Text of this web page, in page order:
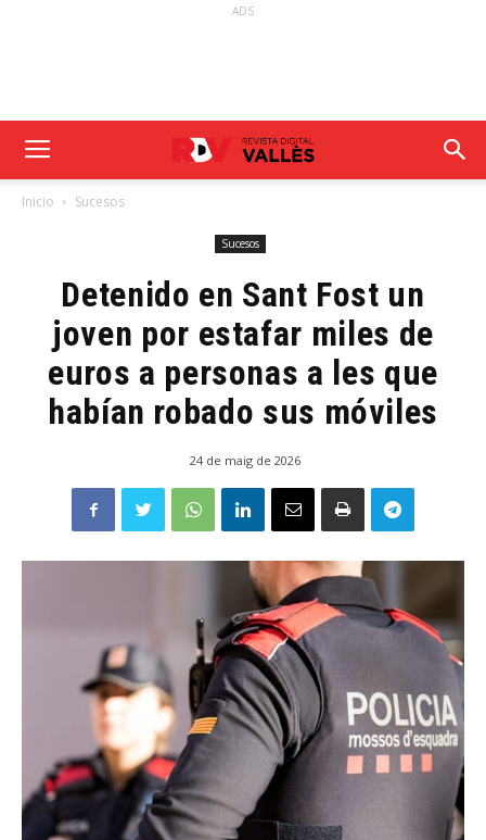
ADS
Inicio Sucesos
Sucesos
Detenido en Sant Fost un
joven por estafar miles de
euros a personas a les que
habían robado sus móviles
24 de maig de 2026